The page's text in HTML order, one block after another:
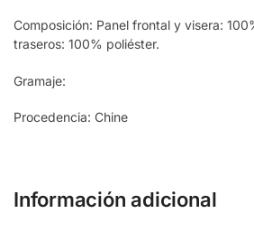
Composición: Panel frontal y visera:
traseros: 100% poliéster.
Gramaje:
Procedencia: Chine
Información adicional